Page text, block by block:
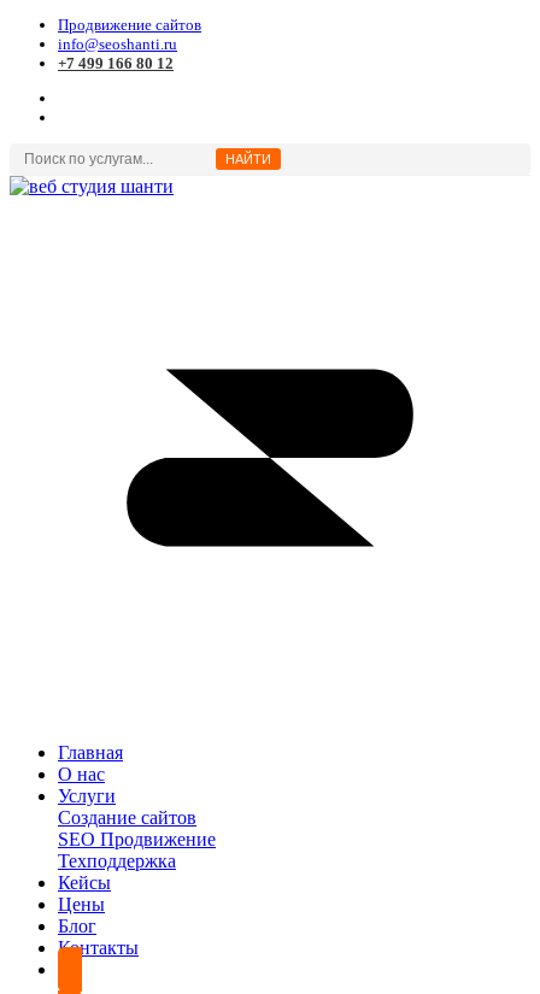
Продвижение сайтов
info@seoshanti.ru
+7 499 166 80 12
Главная
О нас
Услуги
Создание сайтов
SEO Продвижение
Техподдержка
Кейсы
Цены
Блог
Контакты